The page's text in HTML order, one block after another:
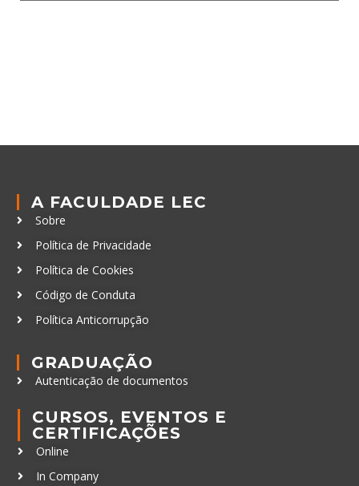
A FACULDADE LEC
Sobre
Política de Privacidade
Política de Cookies
Código de Conduta
Política Anticorrupção
GRADUAÇÃO
Autenticação de documentos
CURSOS, EVENTOS E
CERTIFICAÇÕES
Online
In Company